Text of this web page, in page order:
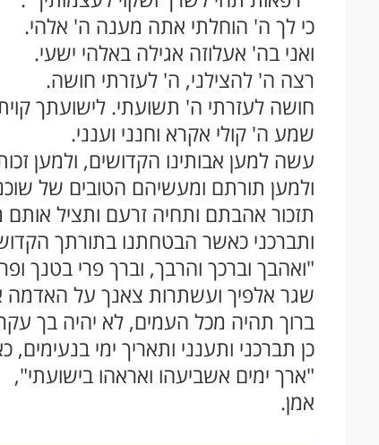
כי לך ה' הוחלתי אתה מענה ה' אלהי.
ואני בה' אעלוזה אגילה באלהי ישעי.
רצה ה' להצילני, ה' לעזרתי חושה.
חושה לעזרתי ה' תשועתי. לישועתך
שמע ה' קולי אקרא וחנני וענני.
עשה למען אבותינו הקדושים, ולמען
ולמען תורתם ומעשיהם הטובים של
תזכור אהבתם ותחיה זרעם ותציל אותם
ותברכני כאשר הבטחתנו בתורתך
"ואהבך וברכך והרבך, וברך פרי בטנך
שגר אלפיך ועשתרות צאנך על
ברוך תהיה מכל העמים, לא יהיה בך
כן תברכני ותענני ותאריך ימי בנעימים,
"ארך ימים אשביעהו ואראהו בישועתי",
אמן.